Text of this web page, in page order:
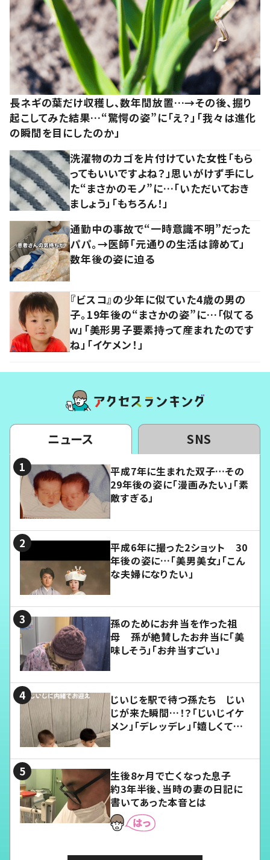
長ネギの葉だけ収穫し、数年間放置…→その後、掘り
起こしてみた結果…“驚愕の姿”に「え？」「我々は進化
の瞬間を目にしたのか」
洗濯物のカゴを片付けていた女性「もら
ってもいいですよね？」思いがけず手にし
た“まさかのモノ”に…「いただいておき
ましょう」「もちろん！」
通勤中の事故で“一時意識不明”だった
パパ。→医師「元通りの生活は諦めて」
数年後の姿に迫る
『ビスコ』の少年に似ていた4歳の男の
子。19年後の“まさかの姿”に…「似てる
ｗ」「美形男子要素持って産まれたのです
ね」「イケメン！」
ニュース SNS
平成7年に生まれた双子…その
29年後の姿に「漫画みたい」「素
敵すぎる」
平成6年に撮った2ショット 30
年後の姿に…「美男美女」「こん
な夫婦になりたい」
孫のためにお弁当を作った祖
母 孫が絶賛したお弁当に「美
味しそう」「お弁当すごい」
じいじを駅で待つ孫たち じい
じが来た瞬間…！？「じいじイケ
メン」「デレッデレ」「嬉しくて可
生後8ヶ月で亡くなった息子
約3年半後、当時の妻の日記に
書いてあった本音とは